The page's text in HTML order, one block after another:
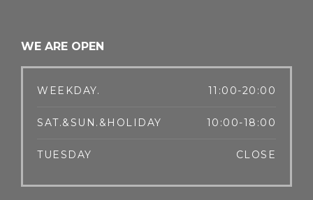
WE ARE OPEN
WEEKDAY. 11:00-20:00
SAT.&SUN.&HOLIDAY 10:00-18:00
TUESDAY CLOSE